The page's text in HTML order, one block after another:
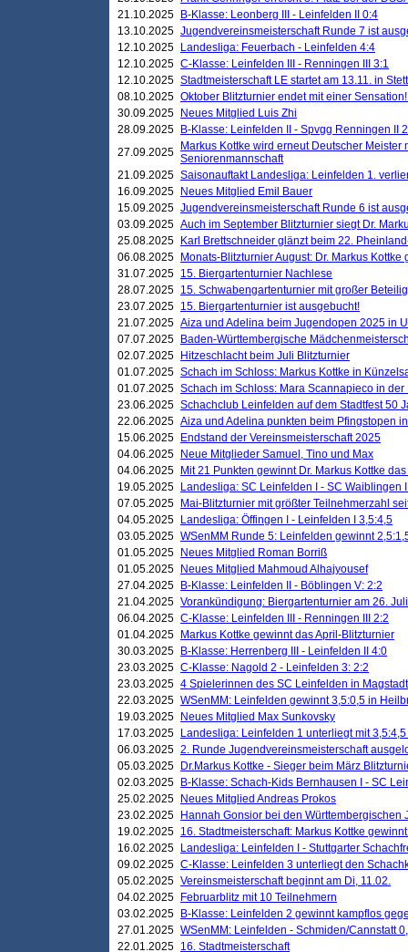
21.10.2025
B-Klasse: Leonberg III - Leinfelden II 0:4
13.10.2025 Jugendvereinsmeisterschaft Runde 7 ist
12.10.2025
Landesliga: Feuerbach - Leinfelden 4:4
12.10.2025 C-Klasse: Leinfelden III - Renningen III 3:1
12.10.2025 Stadtmeisterschaft LE startet am 13.11. in
08.10.2025 Oktober Blitzturnier endet mit einer
30.09.2025
Neues Mitglied Luis Zhi
28.09.2025
B-Klasse: Leinfelden II - Spvgg Renningen II
27.09.2025
Markus Kottke wird erneut Deutscher Meister
Seniorenmannschaft
21.09.2025 Saisonauftakt Landesliga: Leinfelden 1.
16.09.2025
Neues Mitglied Emil Bauer
15.09.2025 Jugendvereinsmeisterschaft Runde 6 ist
03.09.2025 Auch im September Blitzturnier siegt Dr.
25.08.2025
Karl Brettschneider glänzt beim 22.
06.08.2025
Monats-Blitzturnier August: Dr. Markus Kottke
31.07.2025 15. Biergartenturnier Nachlese
28.07.2025 15. Schwabengartenturnier mit großer
23.07.2025 15. Biergartenturnier ist ausgebucht!
21.07.2025 Aiza und Adelina beim Jugendopen 2025 in
07.07.2025
Baden-Württembergische
02.07.2025
Hitzeschlacht beim Juli Blitzturnier
01.07.2025 Schach im Schloss: Markus Kottke in
01.07.2025 Schach im Schloss: Mara Scannapieco in der
23.06.2025 Schachclub Leinfelden auf dem Stadtfest 50
22.06.2025 Aiza und Adelina punkten beim Pfingstopen
15.06.2025
Endstand der Vereinsmeisterschaft 2025
04.06.2025
Neue Mitglieder Samuel, Tino und Max
04.06.2025
Mit 21 Punkten gewinnt Dr. Markus Kottke
19.05.2025
Landesliga: SC Leinfelden I - SC Waiblingen
07.05.2025
Mai-Blitzturnier mit größter Teilnehmerzahl
04.05.2025
Landesliga: Öffingen I - Leinfelden I 3,5:4,5
03.05.2025 WSenMM Runde 5: Leinfelden gewinnt
01.05.2025
Neues Mitglied Roman Borriß
01.05.2025
Neues Mitglied Mahmoud Alhajyousef
27.04.2025
B-Klasse: Leinfelden II - Böblingen V: 2:2
21.04.2025 Vorankündigung: Biergartenturnier am 26. Juli
06.04.2025 C-Klasse: Leinfelden III - Renningen III 2:2
01.04.2025
Markus Kottke gewinnt das April-Blitzturnier
30.03.2025
B-Klasse: Herrenberg III - Leinfelden II 4:0
23.03.2025 C-Klasse: Nagold 2 - Leinfelden 3: 2:2
23.03.2025 4 Spielerinnen des SC Leinfelden in Magstadt
22.03.2025 WSenMM: Leinfelden gewinnt 3,5:0,5 in
19.03.2025
Neues Mitglied Max Sunkovsky
17.03.2025
Landesliga: Leinfelden 1 unterliegt mit
06.03.2025 2. Runde Jugendvereinsmeisterschaft
05.03.2025
Dr.Markus Kottke - Sieger beim März
02.03.2025
B-Klasse: Schach-Kids Bernhausen I - SC
25.02.2025
Neues Mitglied Andreas Prokos
23.02.2025
Hannah Gonsior bei den Württembergischen
19.02.2025 16. Stadtmeisterschaft: Markus Kottke
16.02.2025
Landesliga: Leinfelden I - Stuttgarter
09.02.2025 C-Klasse: Leinfelden 3 unterliegt den
05.02.2025 Vereinsmeisterschaft beginnt am Di, 11.02.
04.02.2025
Februarblitz mit 10 Teilnehmern
03.02.2025
B-Klasse: Leinfelden 2 gewinnt kampflos
27.01.2025 WSenMM: Leinfelden - Schmiden/Cannstatt
22.01.2025 16. Stadtmeisterschaft